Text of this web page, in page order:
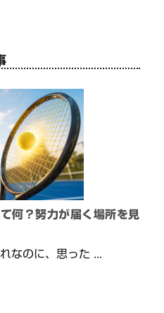
何？努力が届く場所を見
なのに、思った ...